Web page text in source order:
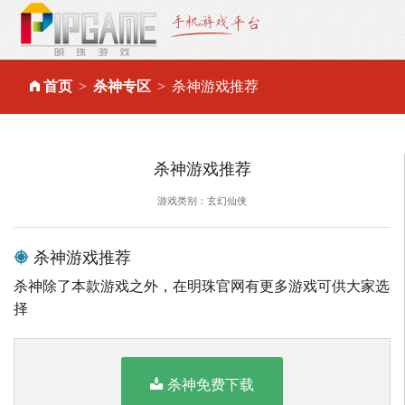
首页 杀神专区 杀神游戏推荐
杀神游戏推荐
游戏类别：玄幻仙侠
杀神游戏推荐
杀神除了本款游戏之外，在明珠官网有更多游戏可供大家选
择
杀神免费下载